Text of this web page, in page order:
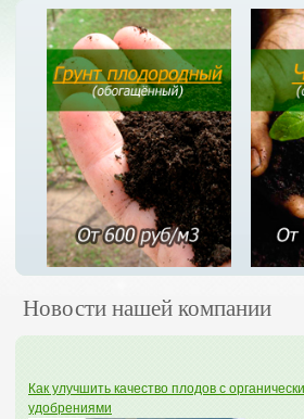
Новости нашей компании
Как улучшить качество плодов с
удобрениями